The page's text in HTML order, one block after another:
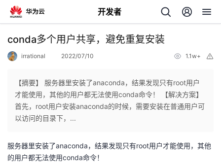
开发者
返
个
人
我
conda多个用户共享，避免重复安装
irrational 2022/07/10 1.1w+
【摘要】 服务器里安装了anaconda，结果发现只有root用户
才能使用，其他的用户都无法使用conda命令！ 【解决方案】
首先，root用户安装anaconda的时候，需要安装在普通用户可
以访问的目录下，...
服务器里安装了anaconda，结果发现只有root用户才能使用，其他
的用户都无法使用conda命令！